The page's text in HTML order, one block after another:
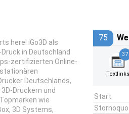
here! iGo3D als
in Deutschland
zertifizierten Online-
Deutschlands,
Druckern und
wie
3D Systems,
75
37
Textlinks
Start